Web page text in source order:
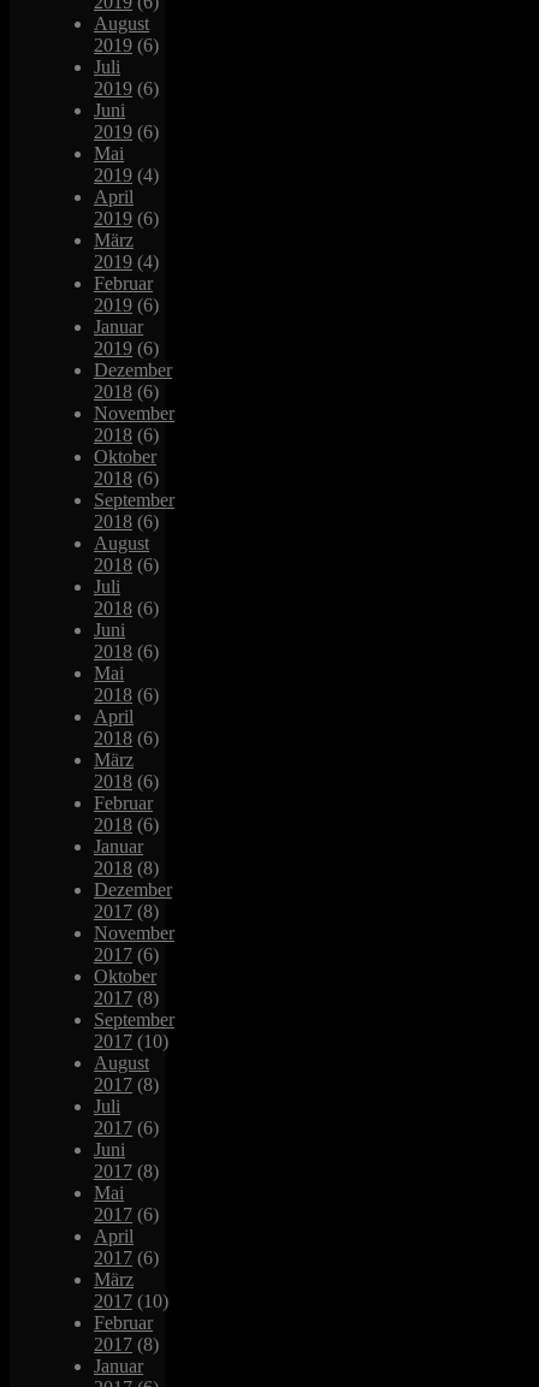
August
2019 (6)
Juli
2019 (6)
Juni
2019 (6)
Mai
2019 (4)
April
2019 (6)
März
2019 (4)
Februar
2019 (6)
Januar
2019 (6)
Dezember
2018 (6)
November
2018 (6)
Oktober
2018 (6)
September
2018 (6)
August
2018 (6)
Juli
2018 (6)
Juni
2018 (6)
Mai
2018 (6)
April
2018 (6)
März
2018 (6)
Februar
2018 (6)
Januar
2018 (8)
Dezember
2017 (8)
November
2017 (6)
Oktober
2017 (8)
September
2017 (10)
August
2017 (8)
Juli
2017 (6)
Juni
2017 (8)
Mai
2017 (6)
April
2017 (6)
März
2017 (10)
Februar
2017 (8)
Januar